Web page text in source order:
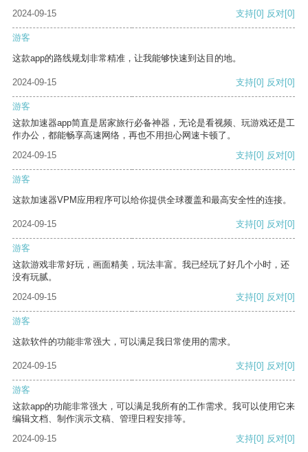
2024-09-15
支持[0] 反对[0]
游客
这款app的路线规划非常精准，让我能够快速到达目的地。
2024-09-15 支持[0] 反对[0]
游客
这款加速器app简直是居家旅行必备神器，无论是看视频、玩游戏还是工
作办公，都能畅享高速网络，再也不用担心网速卡顿了。
2024-09-15
支持[0] 反对[0]
游客
这款加速器VPM应用程序可以给你提供全球覆盖和最高安全性的连接。
2024-09-15 支持[0] 反对[0]
游客
这款游戏非常好玩，画面精美，玩法丰富。我已经玩了好几个小时，还
没有玩腻。
2024-09-15
支持[0] 反对[0]
游客
这款软件的功能非常强大，可以满足我日常使用的需求。
2024-09-15 支持[0] 反对[0]
游客
这款app的功能非常强大，可以满足我所有的工作需求。我可以使用它来
编辑文档、制作演示文稿、管理日程安排等。
2024-09-15
支持[0] 反对[0]